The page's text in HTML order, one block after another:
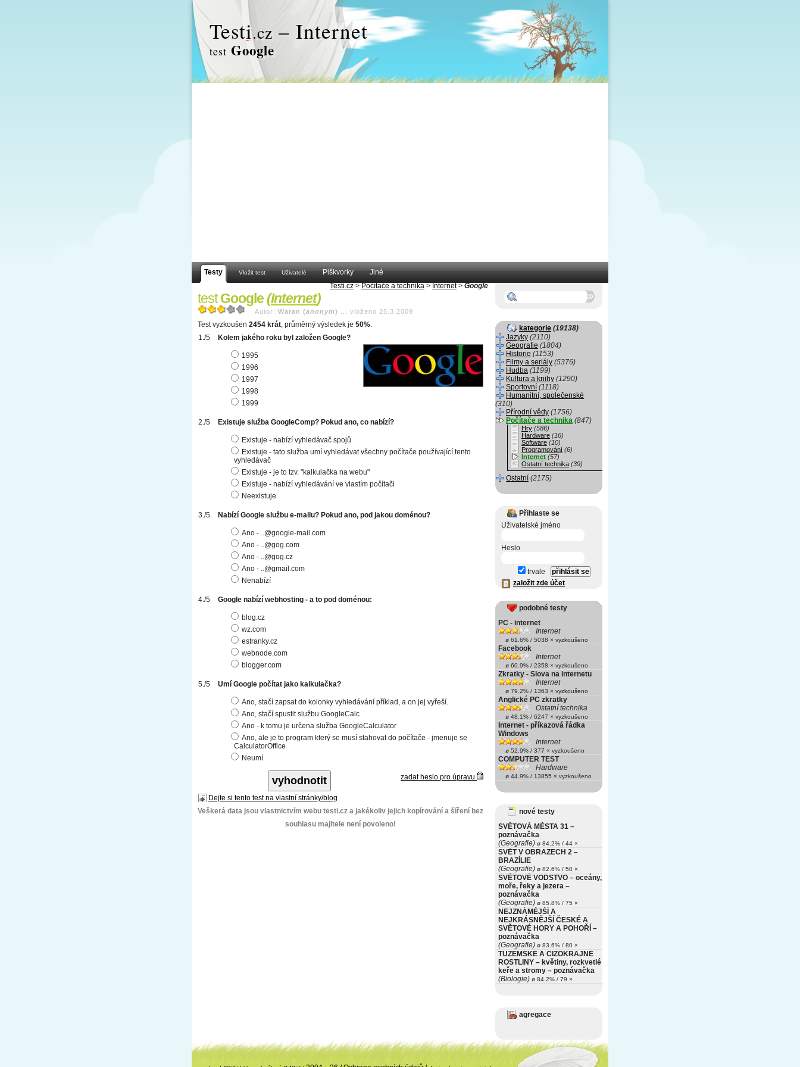
Testi.cz – Internet
test Google
Testy Vložit test Uživatelé Piškvorky
Jiné
Testi.cz > Počítače a technika > Internet> Google
testGoogle(Internet)
Autor: Waran (anonym) vloženo 25.3.2009
Test vyzkoušen 2454 krát, průměrný výsledek je 50%.
Kolem jakého roku byl založen Google?
1995
1996
1997
1998
1999
Existuje služba GoogleComp? Pokud ano, co nabízí?
Existuje - nabízí vyhledávač spojů
Existuje - tato služba umí vyhledávat všechny počítače používající tento
vyhledávač
Existuje - je to tzv. "kalkulačka na webu"
Existuje - nabízí vyhledávání ve vlastím počítači
Neexistuje
Nabízí Google službu e-mailu? Pokud ano, pod jakou doménou?
Ano - ..@google-mail.com
Ano - ..@gog.com
Ano - ..@gog.cz
Ano - ..@gmail.com
Nenabízí
Google nabízí webhosting - a to pod doménou:
blog.cz
wz.com
estranky.cz
webnode.com
blogger.com
Umí Google počítat jako kalkulačka?
Ano, stačí zapsat do kolonky vyhledávání příklad, a on jej vyřeší.
Ano, stačí spustit službu GoogleCalc
Ano - k tomu je určena služba GoogleCalculator
Ano, ale je to program který se musí stahovat do počítače - jmenuje se
CalculatorOffice
Neumí
zadat heslo pro úpravu
Dejte si tento test na vlastní stránky/blog
Veškerá data jsou vlastnictvím webu testi.cz a jakékoliv jejich kopírování a šíření bez
souhlasu majitele není povoleno!
kategorie (19138)
Jazyky (2110)
Geografie (1804)
Historie (1153)
Filmy a seriály (5376)
Hudba (1199)
Kultura a knihy (1290)
Sportovní (1118)
Humanitní, společenské
(310)
Přírodní vědy (1756)
Počítače a technika (847)
Hry (586)
Hardware (16)
Software (10)
Programování (6)
Internet (57)
Ostatní technika (39)
Ostatní (2175)
Přihlaste se
Uživatelské jméno
Heslo
trvale
založit zde účet
podobné testy
PC - internet
Internet
ø 61.6% / 5038 × vyzkoušeno
Facebook
Internet
ø 60.9% / 2358 × vyzkoušeno
Zkratky - Slova na internetu
Internet
ø 79.2% / 1363 × vyzkoušeno
Anglické PC zkratky
Ostatní technika
ø 48.1% / 6247 × vyzkoušeno
Internet - příkazová řádka
Windows
Internet
ø 52.9% / 377 × vyzkoušeno
COMPUTER TEST
Hardware
ø 44.9% / 13855 × vyzkoušeno
nové testy
SVĚTOVÁ MĚSTA 31 –
poznávačka
(Geografie) ø 84.2% / 44 ×
SVĚT V OBRAZECH 2 –
BRAZÍLIE
(Geografie) ø 82.6% / 50 ×
SVĚTOVÉ VODSTVO – oceány,
moře, řeky a jezera –
poznávačka
(Geografie) ø 85.8% / 75 ×
NEJZNÁMĚJŠÍ A
NEJKRÁSNĚJŠÍ ČESKÉ A
SVĚTOVÉ HORY A POHOŘÍ –
poznávačka
(Geografie) ø 83.6% / 80 ×
TUZEMSKÉ A CIZOKRAJNÉ
ROSTLINY – květiny, rozkvetlé
keře a stromy – poznávačka
(Biologie) ø 84.2% / 79 ×
agregace